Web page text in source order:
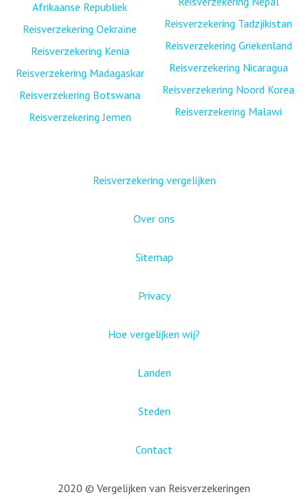
Afrikaanse Republiek
Reisverzekering Oekraïne
Reisverzekering Kenia
Reisverzekering Madagaskar
Reisverzekering Botswana
Reisverzekering Jemen
Reisverzekering Tadzjikistan
Reisverzekering Griekenland
Reisverzekering Nicaragua
Reisverzekering Noord Korea
Reisverzekering Malawi
Reisverzekering vergelijken
Over ons
Sitemap
Privacy
Hoe vergelijken wij?
Landen
Steden
Contact
2020 © Vergelijken van Reisverzekeringen